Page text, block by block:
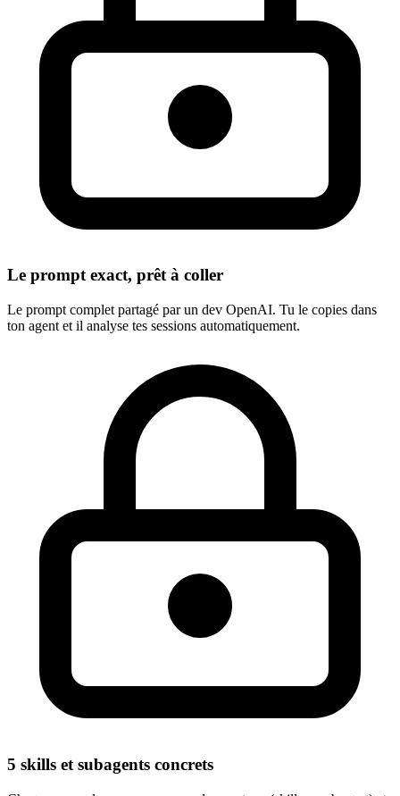
Le prompt exact, prêt à coller
Le prompt complet partagé par un dev OpenAI. Tu le copies dans
ton agent et il analyse tes sessions automatiquement.
5 skills et subagents concrets